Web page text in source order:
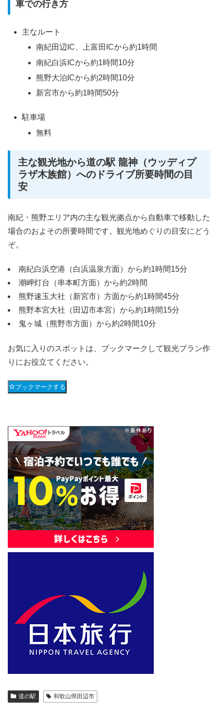
車での行き方
主なルート
南紀田辺IC、上富田ICから約1時間
南紀白浜ICから約1時間10分
熊野大泊ICから約2時間10分
新宮市から約1時間50分
駐車場
無料
主な観光地から道の駅 龍神（ウッディプ
ラザ木族館）へのドライブ所要時間の目
安
南紀・熊野エリア内の主な観光拠点から自動車で移動した
場合のおよその所要時間です。観光地めぐりの目安にどう
ぞ。
南紀白浜空港（白浜温泉方面）から約1時間15分
潮岬灯台（串本町方面）から約2時間
熊野速玉大社（新宮市）方面から約1時間45分
熊野本宮大社（田辺市本宮）から約1時間15分
鬼ヶ城（熊野市方面）から約2時間10分
お気に入りのスポットは、ブックマークして観光プラン作
りにお役立てください。
ブックマークする
道の駅 和歌山県田辺市